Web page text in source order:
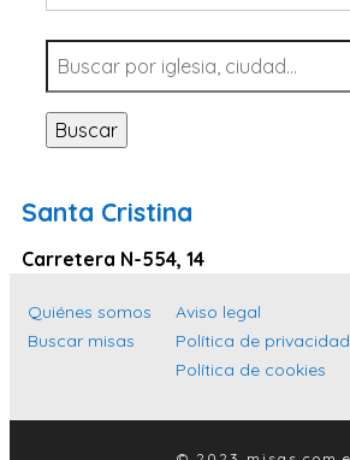
Tarragona
Navarra
Valladolid
Sevilla
Santa Cruz de Tenerife
Cantabria
Islas Baleares
Las Palmas
Alicante
Buscar
Santa Cristina
Carretera N-554, 14
Quiénes somos
Buscar misas
Aviso legal
Política de privacidad
Política de cookies